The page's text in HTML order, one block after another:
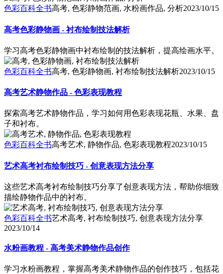
色彩百科全书高考, 色彩静物范画, 水粉画作品, 分析2023/10/15
高考色彩静物画 - 衬布绘制技法解析
学习高考色彩静物画中衬布绘制的技法解析，提高绘画水平。
色彩百科全书高考, 色彩静物画, 衬布绘制技法解析2023/10/15
高考艺术静物作品 - 色彩表现教程
探索高考艺术静物作品，学习如何用色彩表现花瓶、水果、盘
子和衬布。
色彩百科全书高考艺术, 静物作品, 色彩表现教程2023/10/15
艺术高考衬布绘制技巧 - 创意表现方法分享
这些艺术高考衬布绘制技巧分享了创意表现方法，帮助你细致
描绘静物作品中的衬布。
色彩百科全书艺术高考, 衬布绘制技巧, 创意表现方法分享
2023/10/14
水粉画教程 - 高考美术静物作品创作
学习水粉画教程，掌握高考美术静物作品的创作技巧，包括花